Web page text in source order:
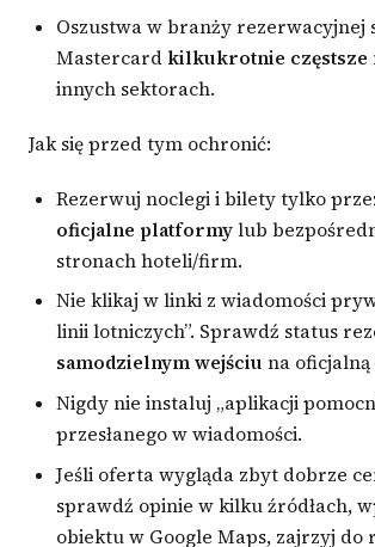
Oszustwa w branży rezerwacyjnej
Mastercard kilkukrotnie częstsze
innych sektorach.
Jak się przed tym ochronić:
Rezerwuj noclegi i bilety tylko
oficjalne platformylub
stronach hoteli/firm.
Nie klikaj w linki z wiadomości
linii lotniczych”. Sprawdź status
samodzielnym wejściu na oficjalną
Nigdy nie instaluj „aplikacji
przesłanego w wiadomości.
Jeśli oferta wygląda zbyt dobrze
sprawdź opinie w kilku źródłach,
obiektu w Google Maps, zajrzyj